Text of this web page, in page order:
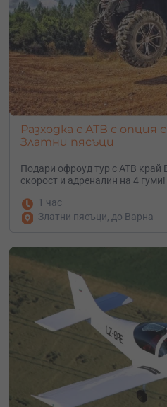
Разходка с АТВ с опция
Златни пясъци
Подари офроуд тур с АТВ край
скорост и адреналин на 4 гуми!
1 час
Златни пясъци, до Варна